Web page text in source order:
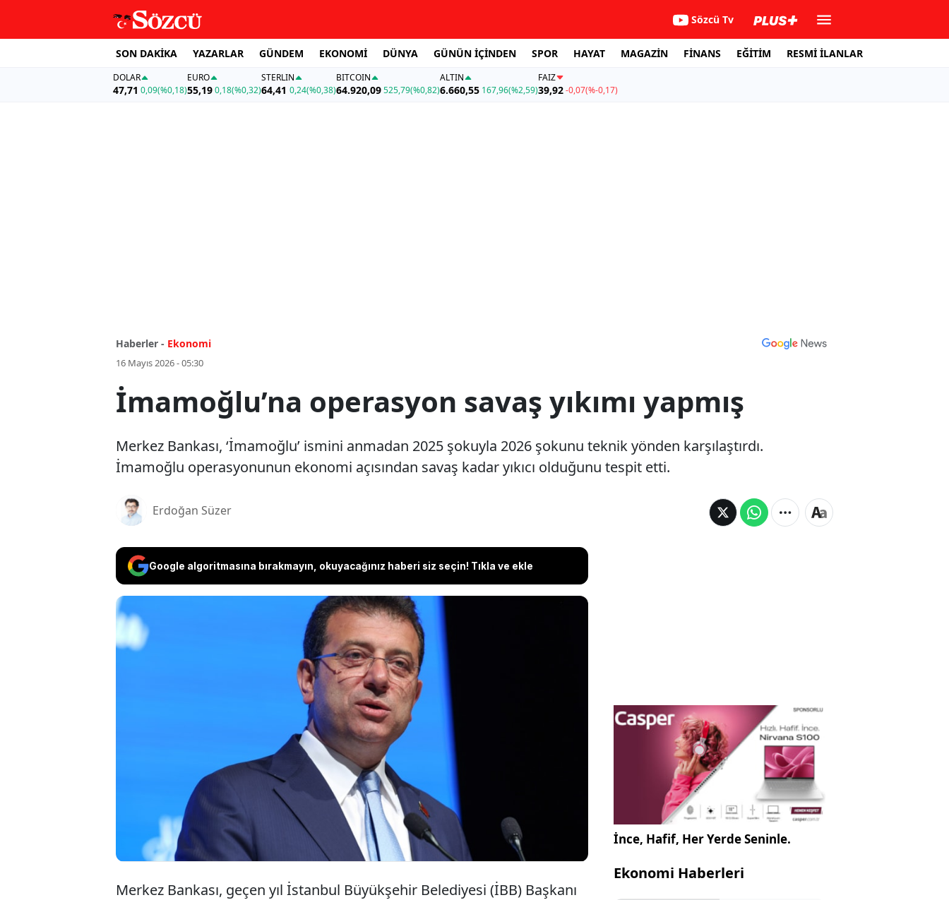
Sözcü Tv
SON DAKİKA YAZARLAR GÜNDEM EKONOMİ DÜNYA GÜNÜN İÇİNDEN SPOR HAYAT MAGAZİN FİNANS EĞİTİM RESMİ İLANLAR
DOLAR
47,71 0,09(%0,18)
EURO
55,19 0,18(%0,32)
STERLIN
64,41 0,24(%0,38)
BITCOIN
64.920,09525,79(%0,82)
ALTIN
6.660,55 167,96(%2,59)
FAİZ
39,92-0,07(%-0,17)
Haberler - Ekonomi
16 Mayıs 2026 - 05:30
İmamoğlu’na operasyon savaş yıkımı yapmış
Merkez Bankası, ‘İmamoğlu’ ismini anmadan 2025 şokuyla 2026 şokunu teknik yönden karşılaştırdı.
İmamoğlu operasyonunun ekonomi açısından savaş kadar yıkıcı olduğunu tespit etti.
Erdoğan Süzer
Google algoritmasına bırakmayın, okuyacağınız haberi siz seçin! Tıkla ve ekle
Merkez Bankası, ‘İmamoğlu’ ismini anmadan 2025 şokuyla
2026 şokunu teknik yönden karşılaştırdı. İmamoğlu
operasyonunun ekonomi açısından savaş kadar yıkıcı
olduğunu tespit etti.
Merkez Bankası, geçen yıl İstanbul Büyükşehir Belediyesi (İBB) Başkanı
İnce, Hafif, Her Yerde Seninle.
Ekonomi Haberleri